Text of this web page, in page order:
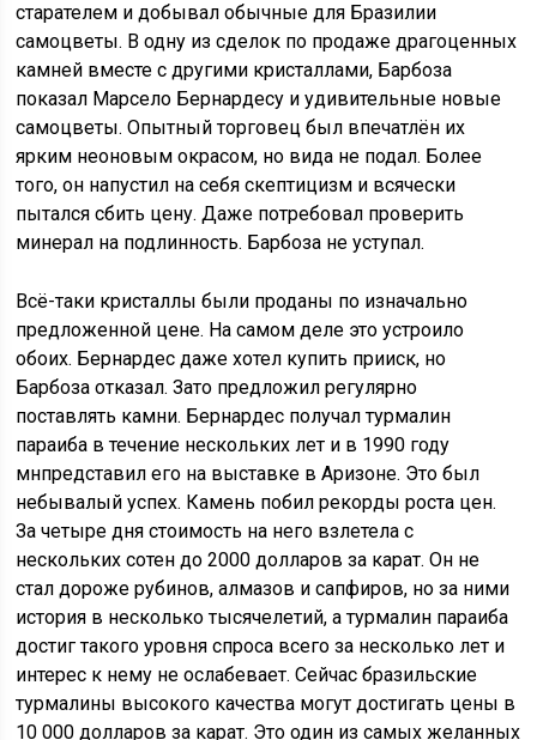
старателем и добывал обычные для Бразилии
самоцветы. В одну из сделок по продаже драгоценных
камней вместе с другими кристаллами, Барбоза
показал Марсело Бернардесу и удивительные новые
самоцветы. Опытный торговец был впечатлён их
ярким неоновым окрасом, но вида не подал. Более
того, он напустил на себя скептицизм и всячески
пытался сбить цену. Даже потребовал проверить
минерал на подлинность. Барбоза не уступал.
Всё-таки кристаллы были проданы по изначально
предложенной цене. На самом деле это устроило
обоих. Бернардес даже хотел купить прииск, но
Барбоза отказал. Зато предложил регулярно
поставлять камни. Бернардес получал турмалин
параиба в течение нескольких лет и в 1990 году
мнпредставил его на выставке в Аризоне. Это был
небывалый успех. Камень побил рекорды роста цен.
За четыре дня стоимость на него взлетела с
нескольких сотен до 2000 долларов за карат. Он не
стал дороже рубинов, алмазов и сапфиров, но за ними
история в несколько тысячелетий, а турмалин параиба
достиг такого уровня спроса всего за несколько лет и
интерес к нему не ослабевает. Сейчас бразильские
турмалины высокого качества могут достигать цены в
10 000 долларов за карат. Это один из самых желанных